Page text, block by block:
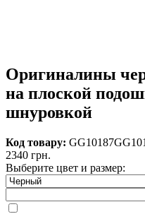
Оригиналины
на плоской
шнуровкой
Код товару: GG10187
2340 грн.
Выберите цвет и размер: